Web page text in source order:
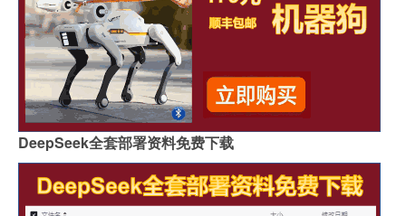
DeepSeek全套部署资料免费下载